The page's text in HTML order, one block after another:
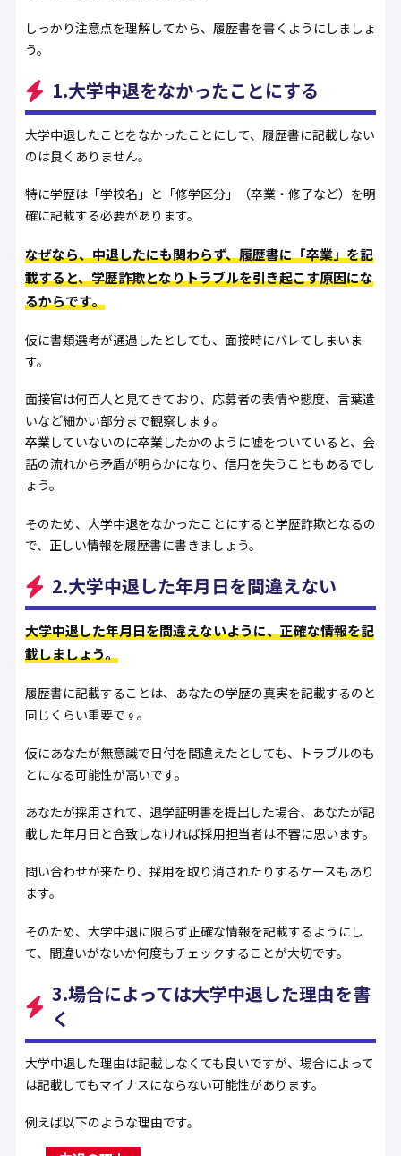
しっかり注意点を理解してから、履歴書を書くようにしましょ
う。
1.大学中退をなかったことにする
大学中退したことをなかったことにして、履歴書に記載しない
のは良くありません。
特に学歴は「学校名」と「修学区分」（卒業・修了など）を明
確に記載する必要があります。
なぜなら、中退したにも関わらず、履歴書に「卒業」を記
載すると、学歴詐欺となりトラブルを引き起こす原因にな
るからです。
仮に書類選考が通過したとしても、面接時にバレてしまいま
す。
面接官は何百人と見てきており、応募者の表情や態度、言葉遣
いなど細かい部分まで観察します。
卒業していないのに卒業したかのように嘘をついていると、会
話の流れから矛盾が明らかになり、信用を失うこともあるでし
ょう。
そのため、大学中退をなかったことにすると学歴詐欺となるの
で、正しい情報を履歴書に書きましょう。
2.大学中退した年月日を間違えない
大学中退した年月日を間違えないように、正確な情報を記
載しましょう。
履歴書に記載することは、あなたの学歴の真実を記載するのと
同じくらい重要です。
仮にあなたが無意識で日付を間違えたとしても、トラブルのも
とになる可能性が高いです。
あなたが採用されて、退学証明書を提出した場合、あなたが記
載した年月日と合致しなければ採用担当者は不審に思います。
問い合わせが来たり、採用を取り消されたりするケースもあり
ます。
そのため、大学中退に限らず正確な情報を記載するようにし
て、間違いがないか何度もチェックすることが大切です。
3.場合によっては大学中退した理由を書
く
大学中退した理由は記載しなくても良いですが、場合によって
は記載してもマイナスにならない可能性があります。
例えば以下のような理由です。